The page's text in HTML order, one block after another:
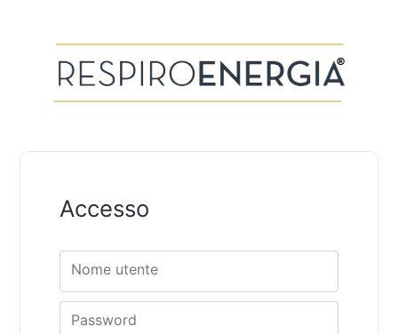
Accesso
Nome utente
Password